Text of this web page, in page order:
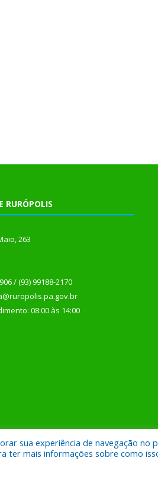
RURÓPOLIS
263
/ (93) 99188-2170
08:00 às 14:00
reservados a Prefeitura Municipal de
sua experiência de navegação
ter mais informações sobre como